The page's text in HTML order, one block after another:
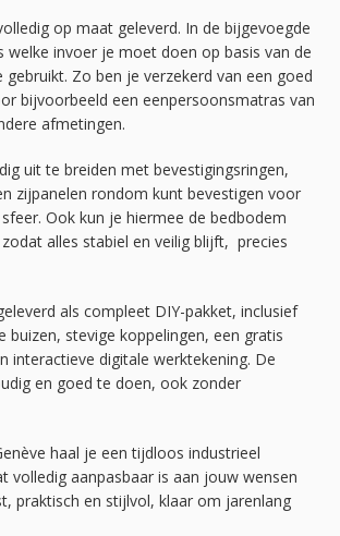
op maat geleverd. In de bijgevoegde
welke invoer je moet doen op basis van de
Zo ben je verzekerd van een goed
bijvoorbeeld een eenpersoonsmatras van
afmetingen.
uit te breiden met bevestigingsringen,
zijpanelen rondom kunt bevestigen voor
Ook kun je hiermee de bedbodem
alles stabiel en veilig blijft, precies
als compleet DIY-pakket, inclusief
buizen, stevige koppelingen, een gratis
interactieve digitale werktekening. De
en goed te doen, ook zonder
haal je een tijdloos industrieel
volledig aanpasbaar is aan jouw wensen
praktisch en stijlvol, klaar om jarenlang